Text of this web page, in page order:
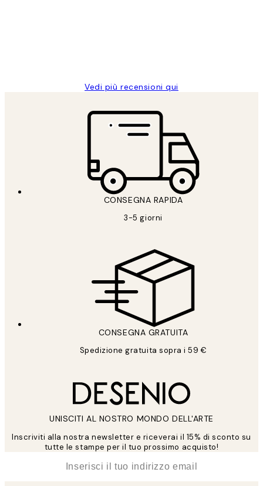
Vedi più recensioni qui
CONSEGNA RAPIDA
3-5 giorni
CONSEGNA GRATUITA
Spedizione gratuita sopra i 59 €
UNISCITI AL NOSTRO MONDO DELL'ARTE
Inscriviti alla nostra newsletter e riceverai il 15% di sconto su
tutte le stampe per il tuo prossimo acquisto!